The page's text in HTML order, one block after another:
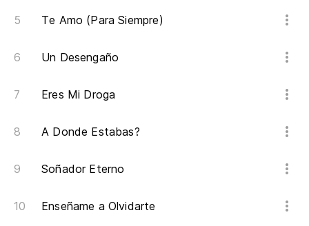
Te Amo (Para Siempre)
Un Desengaño
Eres Mi Droga
A Donde Estabas?
Soñador Eterno
Enseñame a Olvidarte